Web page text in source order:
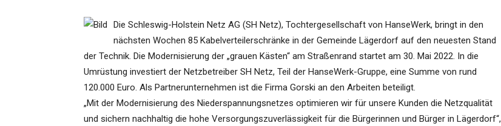
Die Schleswig-Holstein Netz AG (SH Netz), Tochtergesellschaft von HanseWerk, bringt in den
nächsten Wochen 85 Kabelverteilerschränke in der Gemeinde Lägerdorf auf den neuesten Stand
der Technik. Die Modernisierung der „grauen Kästen“ am Straßenrand startet am 30. Mai 2022. In die
Umrüstung investiert der Netzbetreiber SH Netz, Teil der HanseWerk-Gruppe, eine Summe von rund
120.000 Euro. Als Partnerunternehmen ist die Firma Gorski an den Arbeiten beteiligt.
„Mit der Modernisierung des Niederspannungsnetzes optimieren wir für unsere Kunden die Netzqualität
und sichern nachhaltig die hohe Versorgungszuverlässigkeit für die Bürgerinnen und Bürger in Lägerdorf“,